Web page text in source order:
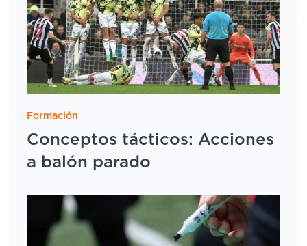
Formación
Conceptos tácticos: Acciones
a balón parado